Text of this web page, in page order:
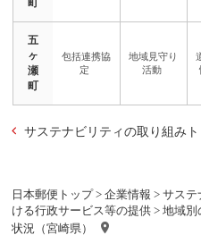
日本郵便トップ> 企業情報 > サステ
ける行政サービス等の提供> 地域別
状況（宮崎県）
五
ヶ
瀬
町
サステナビリティの取り組み